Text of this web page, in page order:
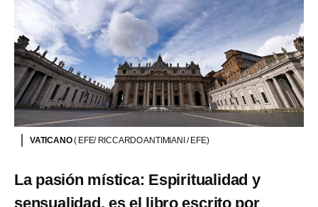
VATICANO( EFE/ RICCARDO ANTIMIANI / EFE)
La pasión mística: Espiritualidad y
sensualidad, es el libro escrito por